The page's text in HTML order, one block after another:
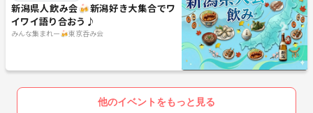
新潟県人飲み会🍻新潟好き大集合でワ
イワイ語り合おう♪
みんな集まれー🍻東京呑み会
他のイベントをもっと見る